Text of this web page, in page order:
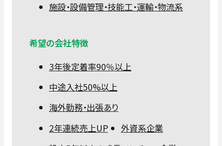
施設・設備管理・技能工・運輸・物流系
希望の会社特徴
3年後定着率90％以上
中途入社50%以上
海外勤務・出張あり
2年連続売上UP
外資系企業